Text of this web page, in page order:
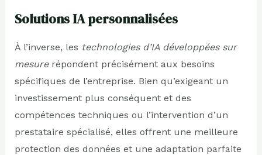
Solutions IA personnalisées
À l’inverse, les technologies d’IA développées sur
mesurerépondent précisément aux besoins
spécifiques de l’entreprise. Bien qu’exigeant un
investissement plus conséquent et des
compétences techniques ou l’intervention d’un
prestataire spécialisé, elles offrent une meilleure
protection des données et une adaptation parfaite